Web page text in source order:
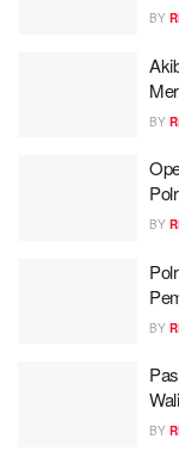
BY
BY
BY
BY
BY